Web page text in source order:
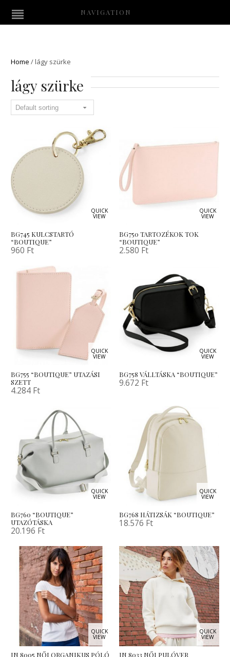
NAVIGATION
Home /lágy szürke
lágy szürke
QUICK
VIEW
BG745 KULCSTARTÓ
“BOUTIQUE”
960 Ft
QUICK
VIEW
BG750 TARTOZÉKOK TOK
“BOUTIQUE”
2.580 Ft
QUICK
VIEW
BG755 “BOUTIQUE” UTAZÁSI
SZETT
4.284 Ft
QUICK
VIEW
BG758 VÁLLTÁSKA “BOUTIQUE”
9.672 Ft
QUICK
VIEW
BG760 “BOUTIQUE”
UTAZÓTÁSKA
20.196 Ft
QUICK
VIEW
BG768 HÁTIZSÁK “BOUTIQUE”
18.576 Ft
QUICK
VIEW
JN 8005 NŐI ORGANIKUS PÓLÓ
QUICK
VIEW
JN 8033 NŐI PULÓVER